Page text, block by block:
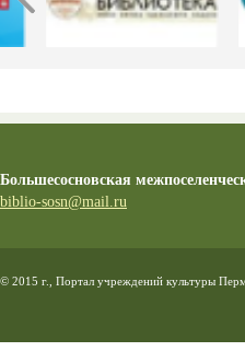
Большесосновская
biblio-sosn@mail.ru
© 2015 г., Портал учреждений культуры